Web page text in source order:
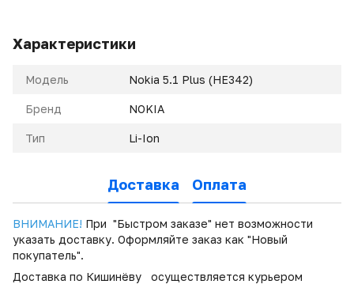
Характеристики
Модель Nokia 5.1 Plus (HE342)
Бренд NOKIA
Тип Li-Ion
Доставка Оплата
ВНИМАНИЕ! При "Быстром заказе" нет возможности
указать доставку. Оформляйте заказ как "Новый
покупатель".
Доставка по Кишинёву осуществляется курьером